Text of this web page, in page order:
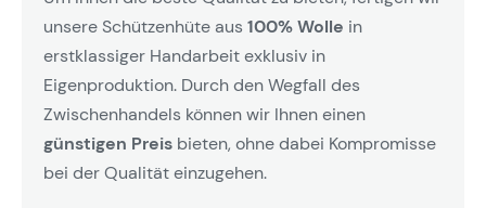
unsere Schützenhüte aus 100% Wolle in
erstklassiger Handarbeit exklusiv in
Eigenproduktion. Durch den Wegfall des
Zwischenhandels können wir Ihnen einen
günstigen Preis bieten, ohne dabei Kompromisse
bei der Qualität einzugehen.